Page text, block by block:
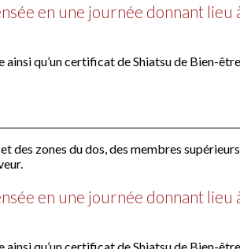
en une journée donnant lieu
qu’un certificat de Shiatsu de Bien-être
des zones du dos, des membres
en une journée donnant lieu